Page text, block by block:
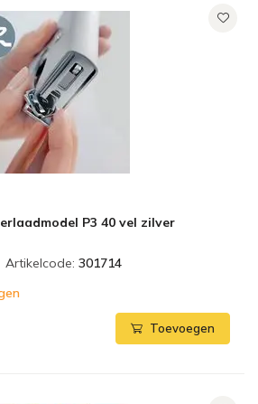
P3 40 vel zilver
Artikelcode: 301714
Toevoegen